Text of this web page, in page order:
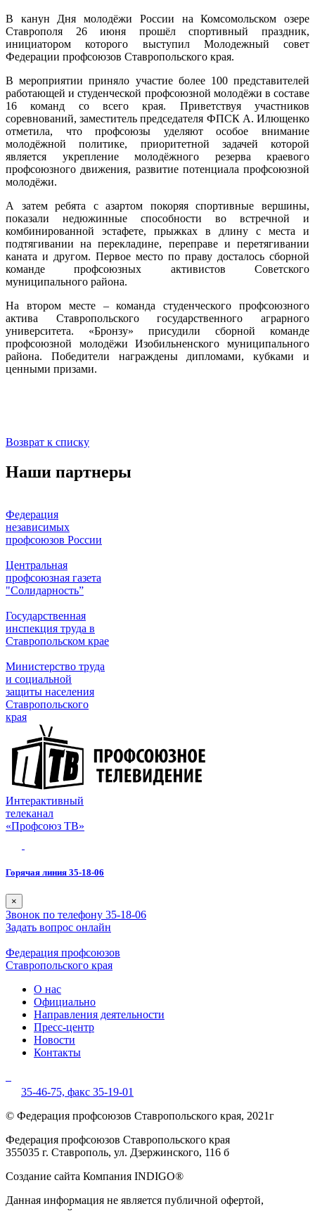
В канун Дня молодёжи России на Комсомольском озере
Ставрополя 26 июня прошёл спортивный праздник,
инициатором которого выступил Молодежный совет
Федерации профсоюзов Ставропольского края.
В мероприятии приняло участие более 100 представителей
работающей и студенческой профсоюзной молодёжи в составе
16 команд со всего края. Приветствуя участников
соревнований, заместитель председателя ФПСК А. Илющенко
отметила, что профсоюзы уделяют особое внимание
молодёжной политике, приоритетной задачей которой
является укрепление молодёжного резерва краевого
профсоюзного движения, развитие потенциала профсоюзной
молодёжи.
А затем ребята с азартом покоряя спортивные вершины,
показали недюжинные способности во встречной и
комбинированной эстафете, прыжках в длину с места и
подтягивании на перекладине, переправе и перетягивании
каната и другом. Первое место по праву досталось сборной
команде профсоюзных активистов Советского
муниципального района.
На втором месте – команда студенческого профсоюзного
актива Ставропольского государственного аграрного
университета. «Бронзу» присудили сборной команде
профсоюзной молодёжи Изобильненского муниципального
района. Победители награждены дипломами, кубками и
ценными призами.
Возврат к списку
Наши партнеры
Федерация
независимых
профсоюзов России
Центральная
профсоюзная газета
"Солидарность”
Государственная
инспекция труда в
Ставропольском крае
Министерство труда
и социальной
защиты населения
Ставропольского
края
Интерактивный
телеканал
«Профсоюз ТВ»
Горячая линия 35-18-06
×
Звонок по телефону 35-18-06
Задать вопрос онлайн
Федерация профсоюзов
Ставропольского края
О нас
Официально
Направления деятельности
Пресс-центр
Новости
Контакты
35-46-75, факс 35-19-01
© Федерация профсоюзов Ставропольского края, 2021г
Федерация профсоюзов Ставропольского края
355035 г. Ставрополь, ул. Дзержинского, 116 б
Создание сайта Компания INDIGO®
Данная информация не является публичной офертой,